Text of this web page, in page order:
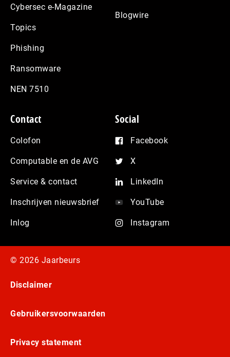
Cybersec e-Magazine
Topics
Phishing
Ransomware
NEN 7510
Blogwire
Contact
Colofon
Computable en de AVG
Service & contact
Inschrijven nieuwsbrief
Inlog
Social
Facebook
X
LinkedIn
YouTube
Instagram
© 2026 Jaarbeurs
Disclaimer
Gebruikersvoorwaarden
Privacy statement